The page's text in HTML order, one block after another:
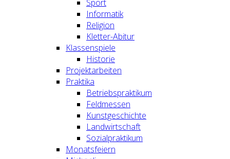
Sport
Informatik
Religion
Kletter-Abitur
Klassenspiele
Historie
Projektarbeiten
Praktika
Betriebspraktikum
Feldmessen
Kunstgeschichte
Landwirtschaft
Sozialpraktikum
Monatsfeiern